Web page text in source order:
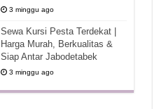
3 minggu ago
Sewa Kursi Pesta Terdekat |
Harga Murah, Berkualitas &
Siap Antar Jabodetabek
3 minggu ago